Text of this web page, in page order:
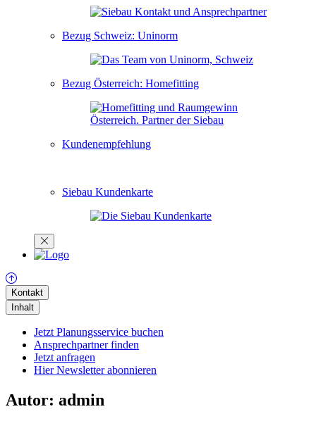
Bezug Schweiz: Uninorm
Bezug Österreich: Homefitting
Kundenempfehlung
Siebau Kundenkarte
Kontakt
Inhalt
Jetzt Planungsservice buchen
Ansprechpartner finden
Jetzt anfragen
Hier Newsletter abonnieren
Autor: admin